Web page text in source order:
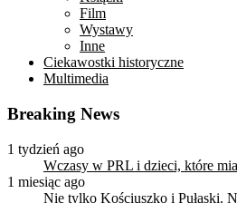
Film
Wystawy
Inne
Ciekawostki historyczne
Multimedia
Breaking News
1 tydzień ago
Wczasy w PRL i dzieci, które
1 miesiąc ago
Nie tylko Kościuszko i Pułaski.